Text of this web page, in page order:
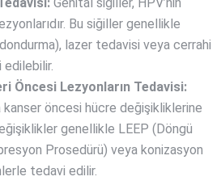
Bu siğiller genellikle
lazer tedavisi veya cerrahi
Öncesi Lezyonların Tedavisi:
kanser öncesi hücre değişikliklerine
genellikle LEEP (Döngü
Prosedürü) veya konizasyon
tedavi edilir.